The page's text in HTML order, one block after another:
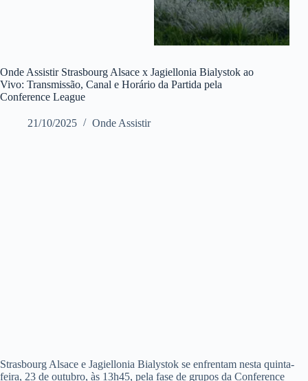
Onde Assistir Strasbourg Alsace x Jagiellonia Bialystok ao
Vivo: Transmissão, Canal e Horário da Partida pela
Conference League
21/10/2025 Onde Assistir
Strasbourg Alsace e Jagiellonia Bialystok se enfrentam nesta quinta-
feira, 23 de outubro, às 13h45, pela fase de grupos da Conference